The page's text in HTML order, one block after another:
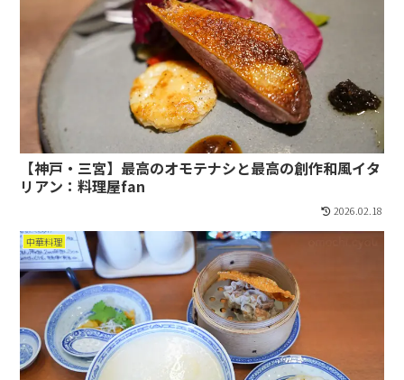
【神戸・三宮】最高のオモテナシと最高の創作和風イタ
リアン：料理屋fan
2026.02.18
中華料理